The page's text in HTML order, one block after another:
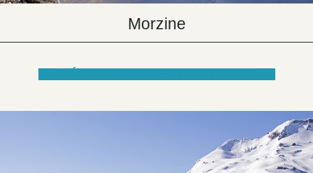
Morzine